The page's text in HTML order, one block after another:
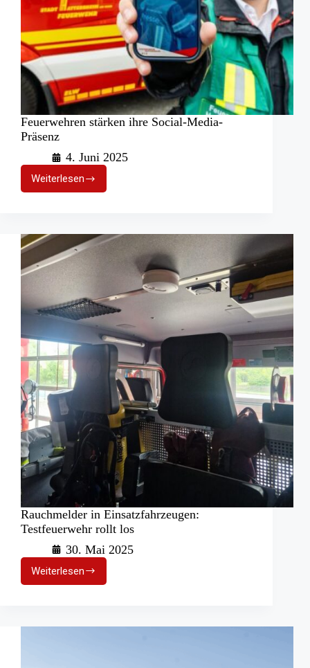
Feuerwehren stärken ihre Social-Media-
Präsenz
4. Juni 2025
WeiterlesenFeuerwehren
stärken
Media-
Präsenz
Rauchmelder in Einsatzfahrzeugen:
Testfeuerwehr rollt los
30. Mai 2025
WeiterlesenRauchmelder
in
rollt